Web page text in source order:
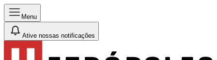
Menu
Ative nossas notificações